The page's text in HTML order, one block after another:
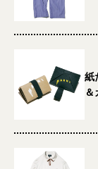
紙
＆